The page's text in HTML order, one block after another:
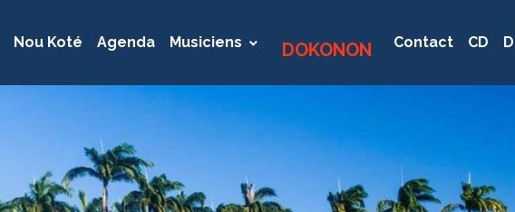
Nou Koté Agenda Musiciens DOKONON Contact CD